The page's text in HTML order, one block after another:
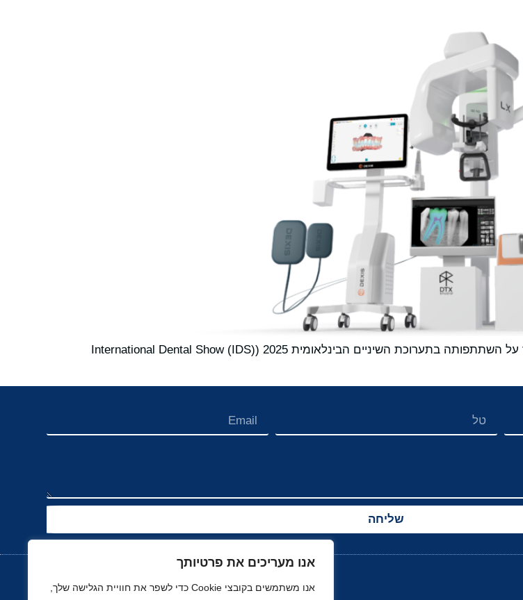
אנו מעריכים את פרטיותך
אנו משתמשים בקובצי Cookie כדי לשפר את חוויית הגלישה שלך,
DEXIS, המובילה העולמית בטכנולוגיות הדמיה דנטלית, נרגשת להכריז על השתתפותה בתערוכת השיניים הבינלאומית International Dental Show (IDS)) 2025
שליחה